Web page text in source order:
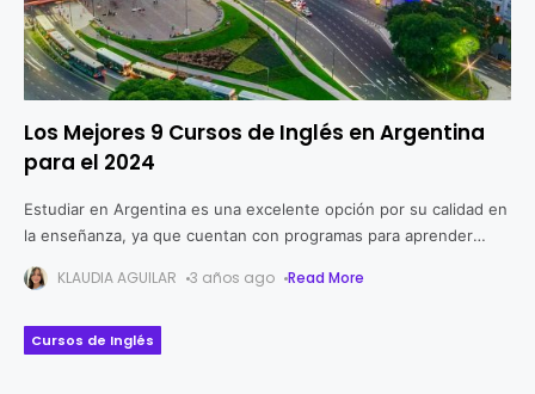
Los Mejores 9 Cursos de Inglés en Argentina
para el 2024
Estudiar en Argentina es una excelente opción por su calidad en
la enseñanza, ya que cuentan con programas para aprender
incluyendo
KLAUDIA AGUILAR 3 años ago Read More
Cursos de Inglés